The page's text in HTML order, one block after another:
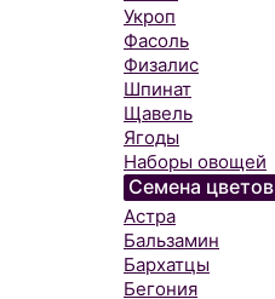
Укроп
Фасоль
Физалис
Шпинат
Щавель
Ягоды
Наборы овощей
Семена цветов
Астра
Бальзамин
Бархатцы
Бегония